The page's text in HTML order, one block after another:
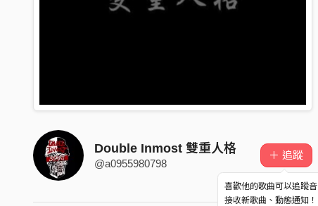
Double Inmost 雙重人格
@a0955980798
＋ 追蹤
喜歡他的歌曲可以追蹤音
接收新歌曲、動態通知！